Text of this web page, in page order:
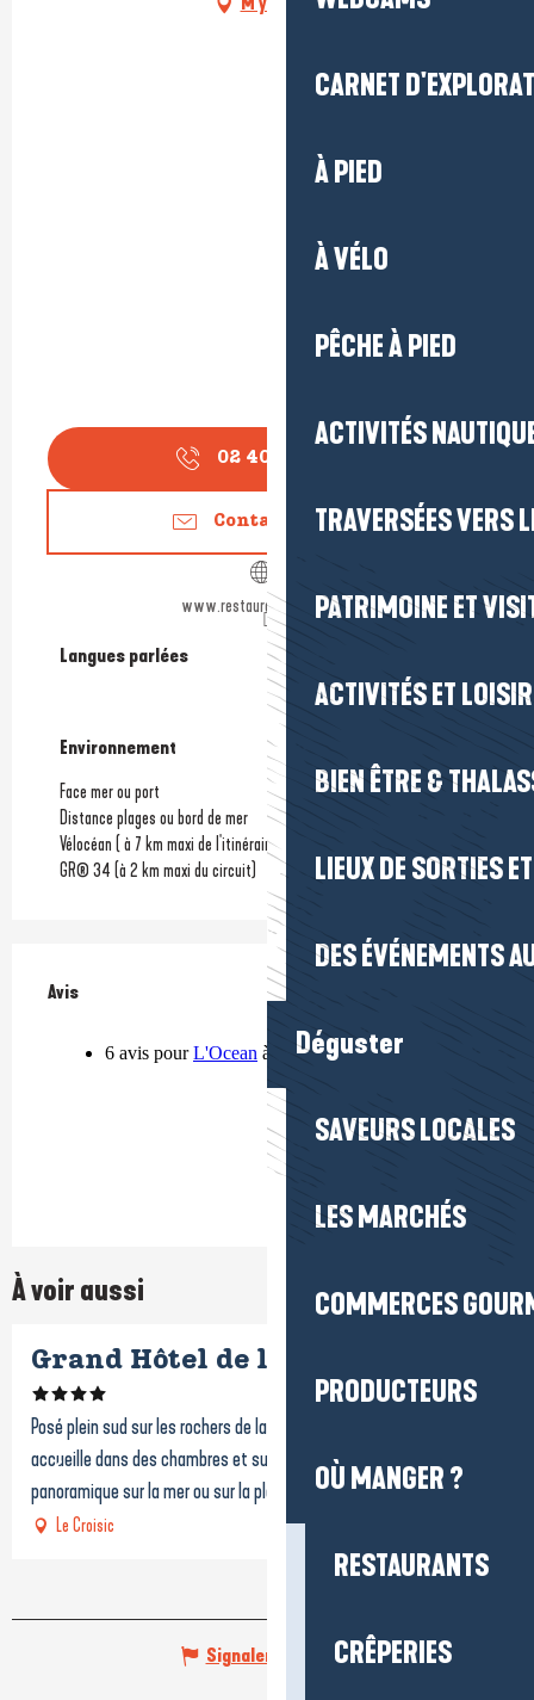
CARNET
À PIED
À VÉLO
PÊCHE À PIED
ACTIVITÉS
TRAVERSÉES VERS
PATRIMOINE ET
ACTIVITÉS ET
BIEN ÊTRE &
LIEUX DE SORTIES
DES ÉVÉNEMENTS
Déguster
SAVEURS LOCALES
LES MARCHÉS
COMMERCES
PRODUCTEURS
OÙ MANGER ?
RESTAURANTS
CRÊPERIES
02 40 62 90
Contactez-nous
www.restaurantlocean.com
Langues parlées
Langues parlées
Environnement
Environnement
Face mer ou port
Distance plages ou bord de mer
Vélocéan ( à 7 km maxi de l'itinéraire)
GR® 34 (à 2 km maxi du circuit)
Avis
Avis
À voir aussi
Grand Hôtel de l'Océan
Posé plein sud sur les rochers de la côte sauvage, l'Océan vous
accueille dans des chambres et suites de grand confort. Vue
panoramique sur la mer ou sur la plage avec balcon...
Le Croisic
Signaler une erreur